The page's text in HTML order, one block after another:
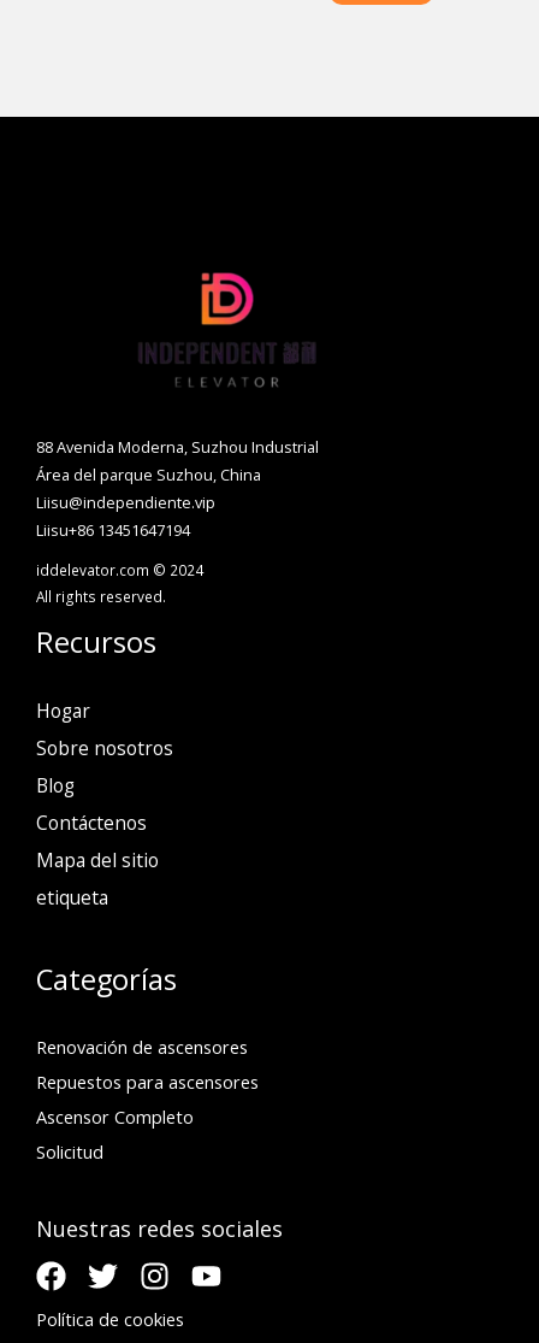
88 Avenida Moderna, Suzhou Industrial
Área del parque Suzhou, China
Liisu@independiente.vip
Liisu+86 13451647194
iddelevator.com © 2024
All rights reserved.
Recursos
Hogar
Sobre nosotros
Blog
Contáctenos
Mapa del sitio
etiqueta
Categorías
Renovación de ascensores
Repuestos para ascensores
Ascensor Completo
Solicitud
Nuestras redes sociales
Política de cookies